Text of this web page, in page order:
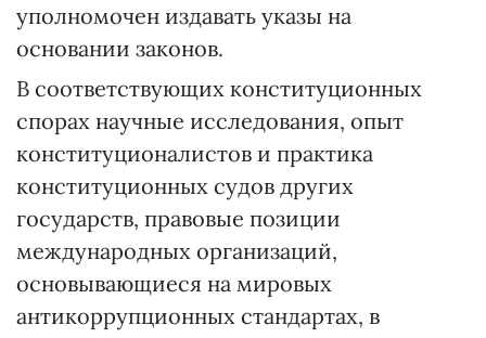
уполномочен издавать указы на
основании законов.
В соответствующих конституционных
спорах научные исследования, опыт
конституционалистов и практика
конституционных судов других
государств, правовые позиции
международных организаций,
основывающиеся на мировых
антикоррупционных стандартах, в